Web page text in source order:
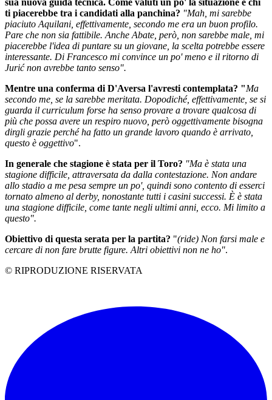
sua nuova guida tecnica. Come valuti un po' la situazione e chi
ti piacerebbe tra i candidati alla panchina? "Mah, mi sarebbe
piaciuto Aquilani, effettivamente, secondo me era un buon profilo.
Pare che non sia fattibile. Anche Abate, però, non sarebbe male, mi
piacerebbe l'idea di puntare su un giovane, la scelta potrebbe essere
interessante. Di Francesco mi convince un po' meno e il ritorno di
Jurić non avrebbe tanto senso".
Mentre una conferma di D'Aversa l'avresti contemplata? "Ma
secondo me, se la sarebbe meritata. Dopodiché, effettivamente, se si
guarda il curriculum forse ha senso provare a trovare qualcosa di
più che possa avere un respiro nuovo, però oggettivamente bisogna
dirgli grazie perché ha fatto un grande lavoro quando è arrivato,
questo è oggettivo".
In generale che stagione è stata per il Toro? "Ma è stata una
stagione difficile, attraversata da dalla contestazione. Non andare
allo stadio a me pesa sempre un po', quindi sono contento di esserci
tornato almeno al derby, nonostante tutti i casini successi. È è stata
una stagione difficile, come tante negli ultimi anni, ecco. Mi limito a
questo".
Obiettivo di questa serata per la partita? "(ride) Non farsi male e
cercare di non fare brutte figure. Altri obiettivi non ne ho".
© RIPRODUZIONE RISERVATA